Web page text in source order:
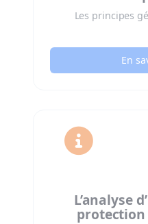
Les principes
En

L’analyse
protection